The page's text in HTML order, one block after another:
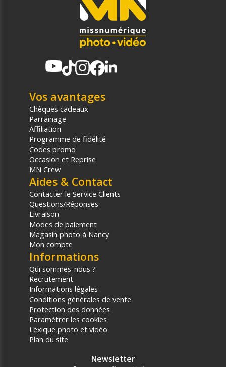
Vos avantages
Chèques cadeaux
Parrainage
Affiliation
Programme de fidélité
Codes promo
Occasion et Reprise
MN Crew
Aides & Contact
Contacter le Service Clients
Questions/Réponses
Livraison
Modes de paiement
Magasin photo à Nancy
Mon compte
Informations
Qui sommes-nous ?
Recrutement
Informations légales
Conditions générales de vente
Protection des données
Paramétrer les cookies
Lexique photo et vidéo
Plan du site
Newsletter